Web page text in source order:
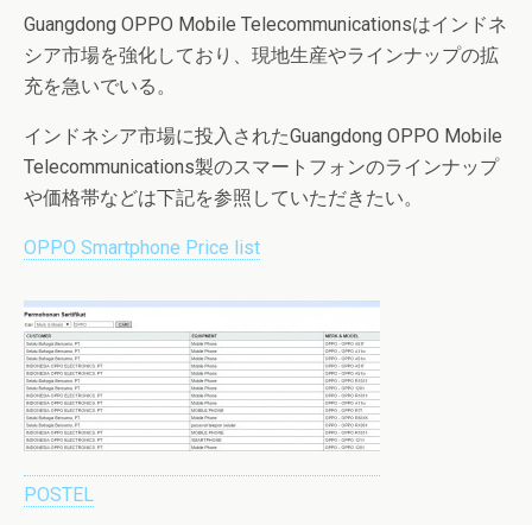
Guangdong OPPO Mobile Telecommunicationsはインドネ
シア市場を強化しており、現地生産やラインナップの拡
充を急いでいる。
インドネシア市場に投入されたGuangdong OPPO Mobile
Telecommunications製のスマートフォンのラインナップ
や価格帯などは下記を参照していただきたい。
OPPO Smartphone Price list
POSTEL